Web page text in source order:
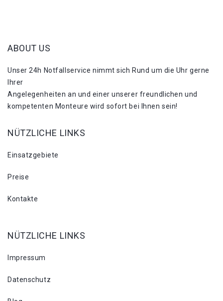
ABOUT US
Unser 24h Notfallservice nimmt sich Rund um die Uhr gerne
Ihrer
Angelegenheiten an und einer unserer freundlichen und
kompetenten Monteure wird sofort bei Ihnen sein!
NÜTZLICHE LINKS
Einsatzgebiete
Preise
Kontakte
NÜTZLICHE LINKS
Impressum
Datenschutz